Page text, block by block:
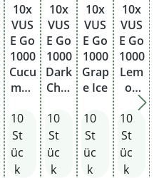
10x
VUS
E Go
1000
Cucu
mbe
10
St
üc
k
10x
VUS
E Go
1000
Dark
Cher
10
St
üc
k
10x
VUS
E Go
1000
Grap
e Ice
10
St
üc
k
10x
VUS
E Go
1000
Lem
on
Berr
y
10
St
üc
k